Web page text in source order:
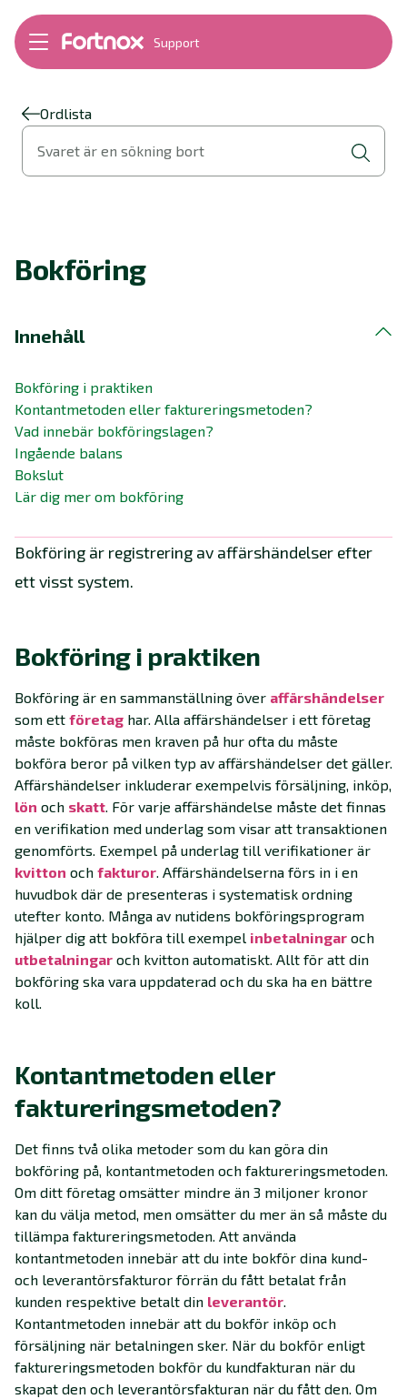
Support
Bokföring
Fakturering
Byt till Fortnox
Felsökning
Support Play
Ordlista
Svaret är en sökning bort
Bokföring
Innehåll
Bokföring i praktiken
Kontantmetoden eller faktureringsmetoden?
Vad innebär bokföringslagen?
Ingående balans
Bokslut
Lär dig mer om bokföring
Bokföring är registrering av affärshändelser efter
ett visst system.
Bokföring i praktiken
Bokföring är en sammanställning över affärshändelser
som ett företag har. Alla affärshändelser i ett företag
måste bokföras men kraven på hur ofta du måste
bokföra beror på vilken typ av affärshändelser det gäller.
Affärshändelser inkluderar exempelvis försäljning, inköp,
lön och skatt. För varje affärshändelse måste det finnas
en verifikation med underlag som visar att transaktionen
genomförts. Exempel på underlag till verifikationer är
kvitton och fakturor. Affärshändelserna förs in i en
huvudbok där de presenteras i systematisk ordning
utefter konto. Många av nutidens bokföringsprogram
hjälper dig att bokföra till exempel inbetalningar och
utbetalningar och kvitton automatiskt. Allt för att din
bokföring ska vara uppdaterad och du ska ha en bättre
koll.
Kontantmetoden eller
faktureringsmetoden?
Det finns två olika metoder som du kan göra din
bokföring på, kontantmetoden och faktureringsmetoden.
Om ditt företag omsätter mindre än 3 miljoner kronor
kan du välja metod, men omsätter du mer än så måste du
tillämpa faktureringsmetoden. Att använda
kontantmetoden innebär att du inte bokför dina kund-
och leverantörsfakturor förrän du fått betalat från
kunden respektive betalt din leverantör.
Kontantmetoden innebär att du bokför inköp och
försäljning när betalningen sker. När du bokför enligt
faktureringsmetoden bokför du kundfakturan när du
skapat den och leverantörsfakturan när du fått den. Om